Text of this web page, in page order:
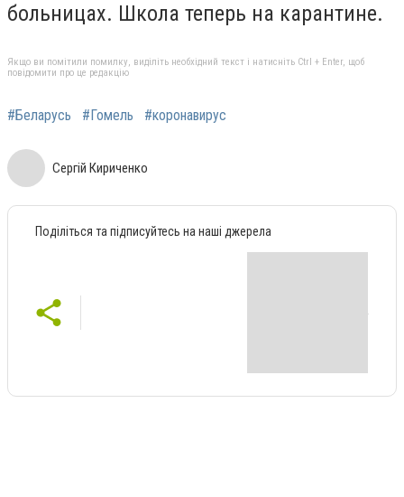
больницах. Школа теперь на карантине.
Якщо ви помітили помилку, виділіть необхідний текст і натисніть Ctrl + Enter, щоб
повідомити про це редакцію
#Беларусь #Гомель #коронавирус
Сергій Кириченко
Поділіться та підписуйтесь на наші джерела